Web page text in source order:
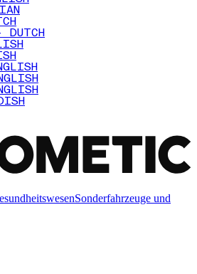
DUTCH
Sonderfahrzeuge und